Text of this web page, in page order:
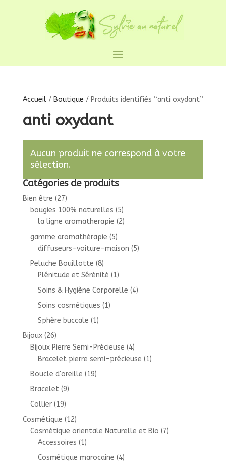
Accueil/ Boutique / Produits identifiés “anti oxydant”
anti oxydant
Aucun produit ne correspond à votre
sélection.
Catégories de produits
Bien être (27)
bougies 100% naturelles (5)
la ligne aromatherapie (2)
gamme aromathérapie (5)
diffuseurs-voiture-maison (5)
Peluche Bouillotte (8)
Plénitude et Sérénité (1)
Soins & Hygiène Corporelle (4)
Soins cosmétiques (1)
Sphère buccale (1)
Bijoux (26)
Bijoux Pierre Semi-Précieuse (4)
Bracelet pierre semi-précieuse (1)
Boucle d'oreille (19)
Bracelet (9)
Collier (19)
Cosmétique (12)
Cosmétique orientale Naturelle et Bio (7)
Accessoires (1)
Cosmétique marocaine (4)